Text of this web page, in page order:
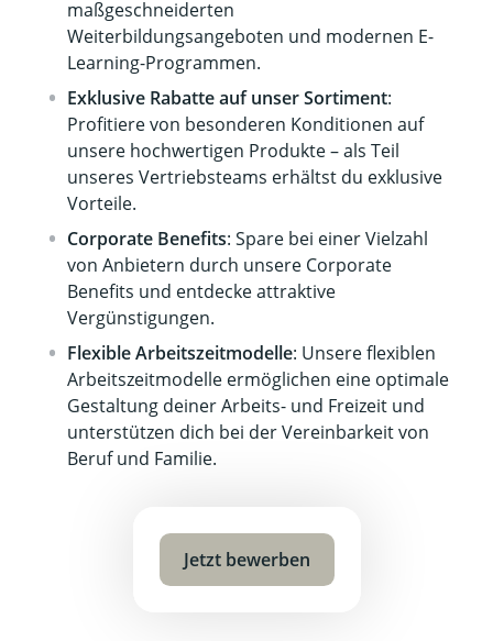
maßgeschneiderten
Weiterbildungsangeboten und modernen E-
Learning-Programmen.
Exklusive Rabatte auf unser Sortiment:
Profitiere von besonderen Konditionen auf
unsere hochwertigen Produkte – als Teil
unseres Vertriebsteams erhältst du exklusive
Vorteile.
Corporate Benefits: Spare bei einer Vielzahl
von Anbietern durch unsere Corporate
Benefits und entdecke attraktive
Vergünstigungen.
Flexible Arbeitszeitmodelle: Unsere flexiblen
Arbeitszeitmodelle ermöglichen eine optimale
Gestaltung deiner Arbeits- und Freizeit und
unterstützen dich bei der Vereinbarkeit von
Beruf und Familie.
Jetzt bewerben